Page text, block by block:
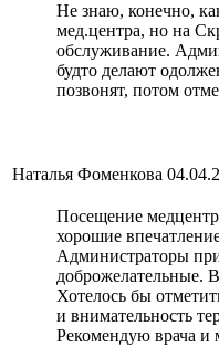
Не знаю, конечно,
мед.центра, но на
обслуживание.
будто делают
позвонят, потом
Наталья Фоменкова
Посещение
хорошие
Администраторы
доброжелательные.
Хотелось бы
и внимательность
Рекомендую врача и